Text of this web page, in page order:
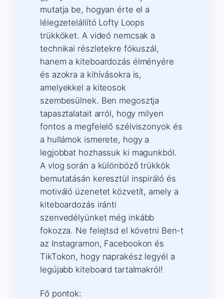
mutatja be, hogyan érte el a
lélegzetelállító Lofty Loops
trükköket. A videó nemcsak a
technikai részletekre fókuszál,
hanem a kiteboardozás élményére
és azokra a kihívásokra is,
amelyekkel a kiteosok
szembesülnek. Ben megosztja
tapasztalatait arról, hogy milyen
fontos a megfelelő szélviszonyok és
a hullámok ismerete, hogy a
legjobbat hozhassuk ki magunkból.
A vlog során a különböző trükkök
bemutatásán keresztül inspiráló és
motiváló üzenetet közvetít, amely a
kiteboardozás iránti
szenvedélyünket még inkább
fokozza. Ne felejtsd el követni Ben-t
az Instagramon, Facebookon és
TikTokon, hogy naprakész legyél a
legújabb kiteboard tartalmakról!
Fő pontok: